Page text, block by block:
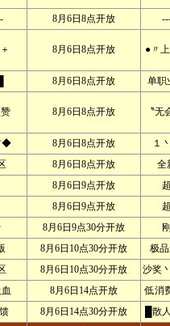
8月6日8点开放
8月6日8点开放 ●〃
8月6日8点开放 单
8月6日8点开放 〝
◆ 8月6日8点开放
１
8月6日8点开放
全
8月6日9点开放
8月6日9点开放
8月6日9点30分开放
8月6日10点30分开放
极
8月6日10点30分开放
沙奖
8月6日14点开放
低消
8月6日14点30分开放
█散